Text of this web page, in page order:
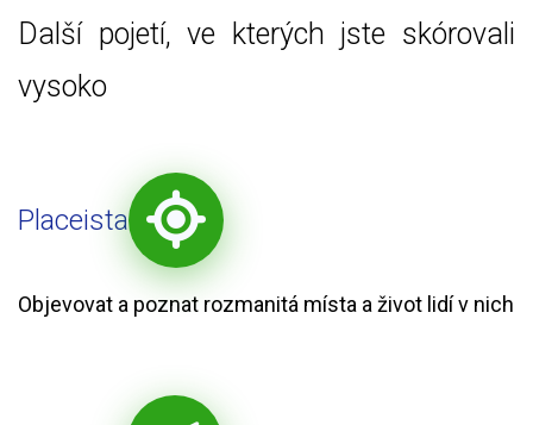
Další pojetí, ve kterých jste skórovali
vysoko
Placeista
Objevovat a poznat rozmanitá místa a život lidí v nich